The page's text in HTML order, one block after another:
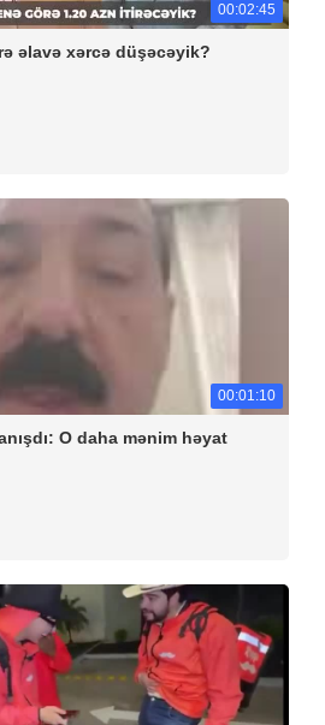
00:02:45
əlavə xərcə düşəcəyik?
00:01:10
O daha mənim həyat